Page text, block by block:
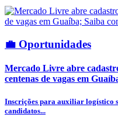
💼 Oportunidades
Mercado Livre abre
centenas de vagas em
Inscrições para auxiliar logístico
candidatos...